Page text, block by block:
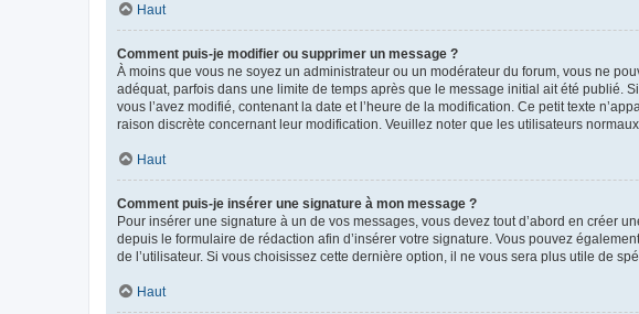
Haut
Comment puis-je modifier ou supprimer un message ?
À moins que vous ne soyez un administrateur ou un modérateur du forum, vous ne
adéquat, parfois dans une limite de temps après que le message initial ait été publié.
vous l’avez modifié, contenant la date et l’heure de la modification. Ce petit texte
raison discrète concernant leur modification. Veuillez noter que les utilisateurs
Haut
Comment puis-je insérer une signature à mon message ?
Pour insérer une signature à un de vos messages, vous devez tout d’abord en créer
depuis le formulaire de rédaction afin d’insérer votre signature. Vous pouvez
de l’utilisateur. Si vous choisissez cette dernière option, il ne vous sera plus utile de
Haut